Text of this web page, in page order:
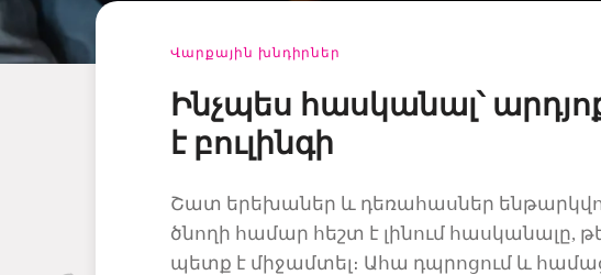
Վարքային խնդիրներ
Ինչպես հասկանալ՝
է բուլինգի
Շատ երեխաներ և դեռահասներ
ծնողի համար հեշտ է լինում հասկանալը,
պետք է միջամտել։ Ահա դպրոցում և